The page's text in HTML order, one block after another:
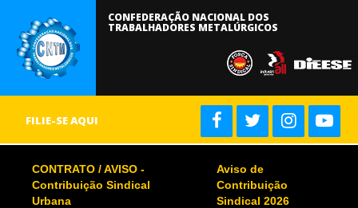
CONFEDERAÇÃO NACIONAL DOS
TRABALHADORES METALÚRGICOS
FILIE-SE AQUI
CONTRATO / AVISO -
Contribuição Sindical
Urbana
Aviso de
Contribuição
Sindical 2026